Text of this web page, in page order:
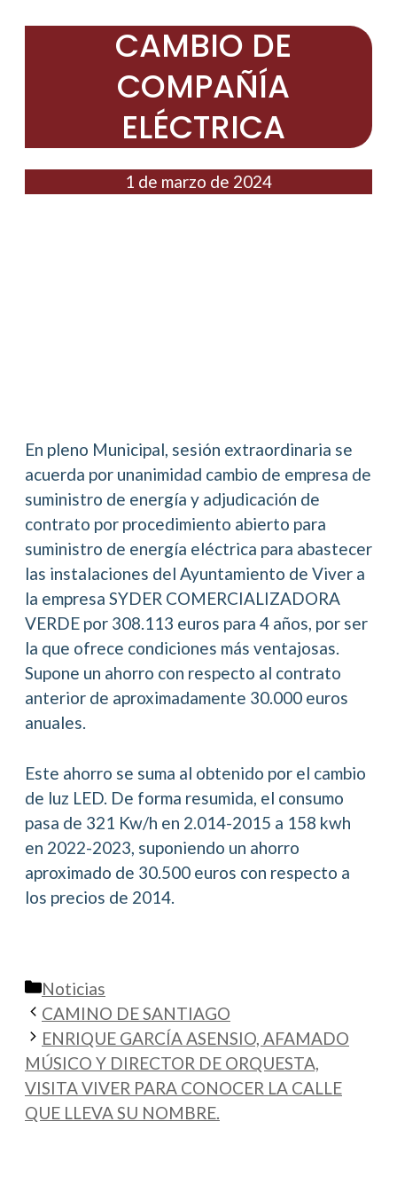
CAMBIO DE
COMPAÑÍA
ELÉCTRICA
1 de marzo de 2024
En pleno Municipal, sesión extraordinaria se
acuerda por unanimidad cambio de empresa de
suministro de energía y adjudicación de
contrato por procedimiento abierto para
suministro de energía eléctrica para abastecer
las instalaciones del Ayuntamiento de Viver a
la empresa SYDER COMERCIALIZADORA
VERDE por 308.113 euros para 4 años, por ser
la que ofrece condiciones más ventajosas.
Supone un ahorro con respecto al contrato
anterior de aproximadamente 30.000 euros
anuales.
Este ahorro se suma al obtenido por el cambio
de luz LED. De forma resumida, el consumo
pasa de 321 Kw/h en 2.014-2015 a 158 kwh
en 2022-2023, suponiendo un ahorro
aproximado de 30.500 euros con respecto a
los precios de 2014.
Categorías
Noticias
CAMINO DE SANTIAGO
ENRIQUE GARCÍA ASENSIO, AFAMADO
MÚSICO Y DIRECTOR DE ORQUESTA,
VISITA VIVER PARA CONOCER LA CALLE
QUE LLEVA SU NOMBRE.